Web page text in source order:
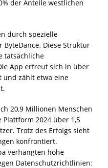
der Anteile westlichen
durch spezielle
Diese Struktur
tatsächliche
App erfreut sich in über
und zählt etwa eine
20,9 Millionen Menschen
Plattform 2024 über 1,5
Trotz des Erfolgs sieht
konfrontiert.
verhängten hohe
Datenschutzrichtlinien: